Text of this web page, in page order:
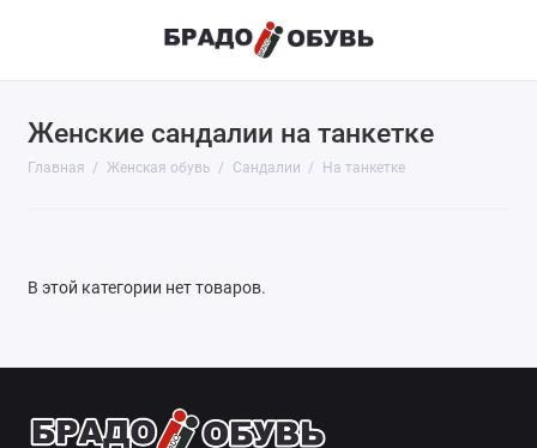
Женские сандалии на танкетке
Главная Женская обувь Сандалии На танкетке
В этой категории нет товаров.